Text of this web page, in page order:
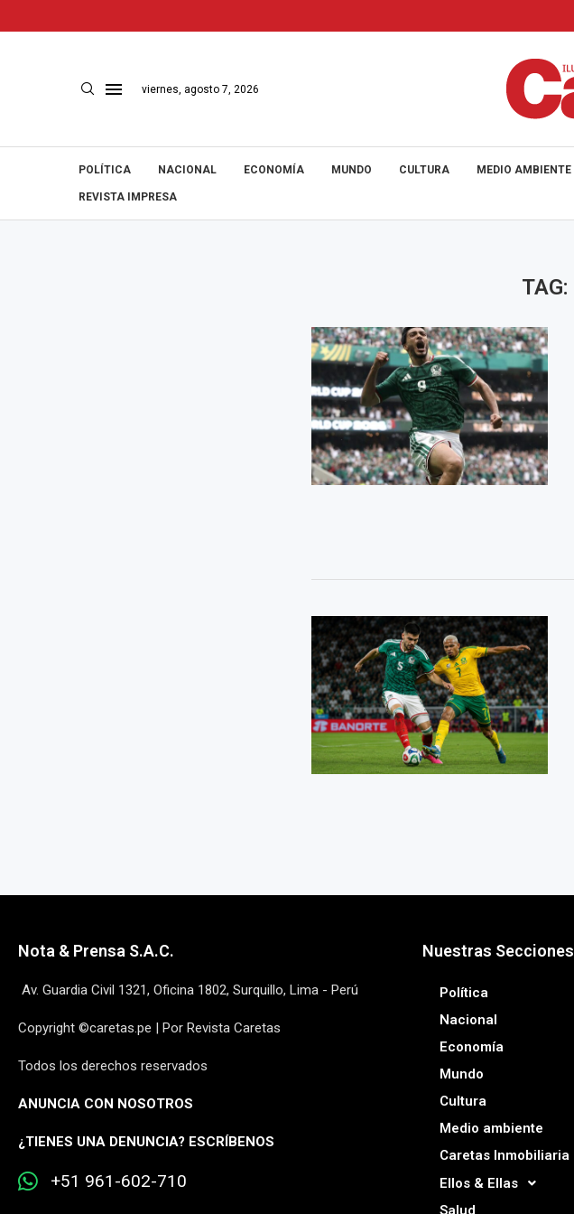
viernes, agosto 7, 2026
POLÍTICA NACIONAL ECONOMÍA MUNDO CULTURA MEDIO AMBIENTE
REVISTA IMPRESA
TAG:
Nota & Prensa S.A.C.
Av. Guardia Civil 1321, Oficina 1802, Surquillo, Lima - Perú
Copyright ©caretas.pe | Por Revista Caretas
Todos los derechos reservados
ANUNCIA CON NOSOTROS
¿TIENES UNA DENUNCIA? ESCRÍBENOS
+51 961-602-710
Nuestras Secciones
Política
Nacional
Economía
Mundo
Cultura
Medio ambiente
Caretas Inmobiliaria
Ellos & Ellas
Salud